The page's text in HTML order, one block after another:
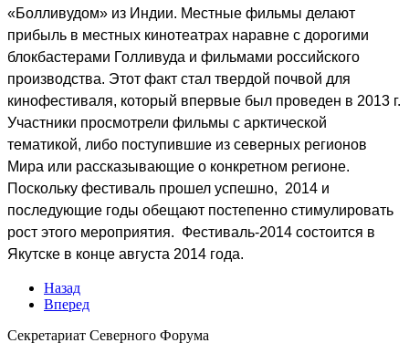
«Болливудом» из Индии. Местные фильмы делают
прибыль в местных кинотеатрах наравне с дорогими
блокбастерами Голливуда и фильмами российского
производства. Этот факт стал твердой почвой для
кинофестиваля, который впервые был проведен в 2013 г.
Участники просмотрели фильмы с арктической
тематикой, либо поступившие из северных регионов
Мира или рассказывающие о конкретном регионе.
Поскольку фестиваль прошел успешно, 2014 и
последующие годы обещают постепенно стимулировать
рост этого мероприятия. Фестиваль-2014 состоится в
Якутске в конце августа 2014 года.
Назад
Вперед
Секретариат Северного Форума